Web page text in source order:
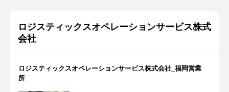
ロジスティックスオペレーションサービス株式
会社
ロジスティックスオペレーションサービス株式会社_福岡営業
所